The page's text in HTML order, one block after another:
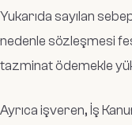
Yukarıda sayılan
nedenle sözleşmesi
tazminat ödemekle
Ayrıca işveren, İş